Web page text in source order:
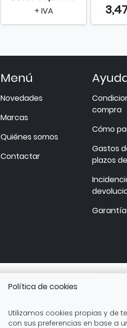
+ IVA
Menú
Novedades
Marcas
Quiénes somos
Contactar
compra
Cómo
Gastos
plazos
Política de cookies
Utilizamos cookies propias y de
con sus preferencias en base a